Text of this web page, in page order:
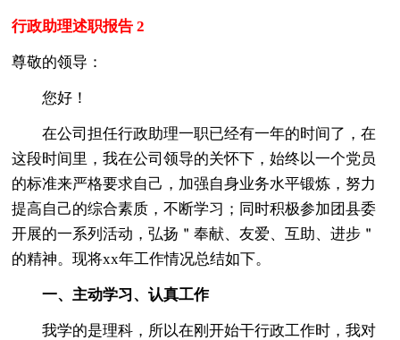
行政助理述职报告 2
尊敬的领导：
您好！
在公司担任行政助理一职已经有一年的时间了，在
这段时间里，我在公司领导的关怀下，始终以一个党员
的标准来严格要求自己，加强自身业务水平锻炼，努力
提高自己的综合素质，不断学习；同时积极参加团县委
开展的一系列活动，弘扬＂奉献、友爱、互助、进步＂
的精神。现将xx年工作情况总结如下。
一、主动学习、认真工作
我学的是理科，所以在刚开始干行政工作时，我对